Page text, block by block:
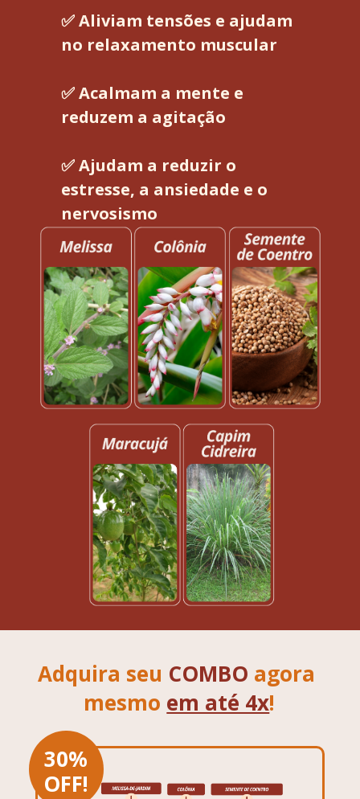
✅ Aliviam tensões e ajudam
no relaxamento muscular
✅ Acalmam a mente e
reduzem a agitação
✅ Ajudam a reduzir o
estresse, a ansiedade e o
nervosismo
Adquira seu COMBO agora
mesmo em até 4x!
30%
OFF!